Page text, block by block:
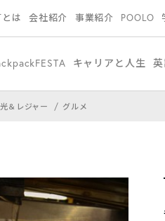
とは 会社紹介 事業紹介 POOLO
キャリアと人生 英
＆レジャー グルメ